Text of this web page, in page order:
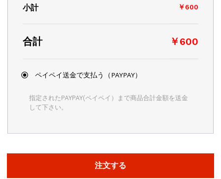
小計 ￥600
合計 ￥600
ペイペイ送金で支払う（PAYPAY）
指定されたPAYPAY(ペイペイ）まで商品合計金額を送金
して下さい。
注文する